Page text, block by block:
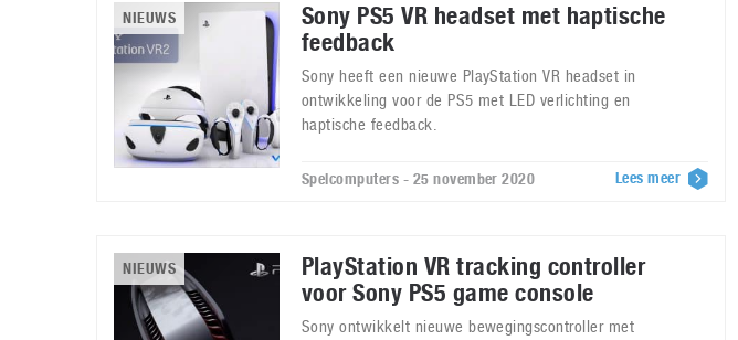
NIEUWS
Sony PS5 VR headset met haptische
feedback
Sony heeft een nieuwe PlayStation VR headset in
ontwikkeling voor de PS5 met LED verlichting en
haptische feedback.
Spelcomputers - 25 november 2020 Lees meer
NIEUWS
PlayStation VR tracking controller
voor Sony PS5 game console
Sony ontwikkelt nieuwe bewegingscontroller met